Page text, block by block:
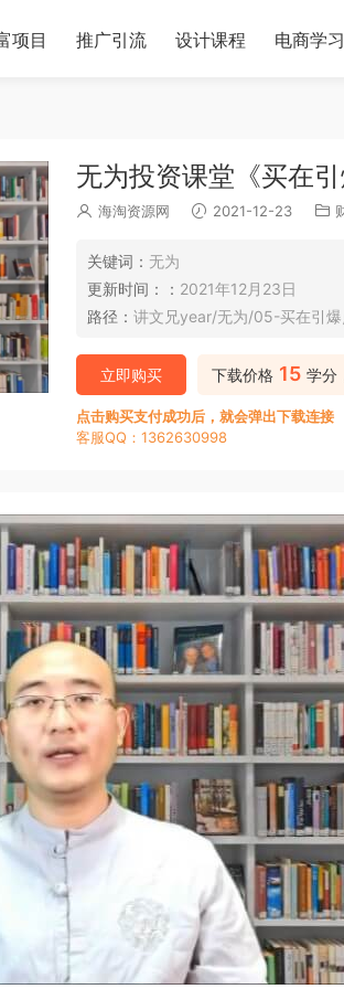
项目 推广引流 设计课程 电商学
无为投资课堂《买在引
海淘资源网 2021-12-23
关键词： 无为
更新时间：： 2021年12月23日
路径： 讲文兄year/无为/05-买在引爆
下载价格 15 学分
立即购买
点击购买支付成功后，就会弹出下载连接
客服QQ：1362630998